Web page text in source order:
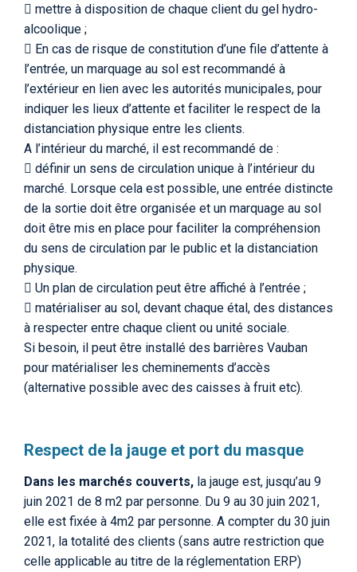
 mettre à disposition de chaque client du gel hydro-
alcoolique ;
 En cas de risque de constitution d’une file d’attente à
l’entrée, un marquage au sol est recommandé à
l’extérieur en lien avec les autorités municipales, pour
indiquer les lieux d’attente et faciliter le respect de la
distanciation physique entre les clients.
A l’intérieur du marché, il est recommandé de :
 définir un sens de circulation unique à l’intérieur du
marché. Lorsque cela est possible, une entrée distincte
de la sortie doit être organisée et un marquage au sol
doit être mis en place pour faciliter la compréhension
du sens de circulation par le public et la distanciation
physique.
 Un plan de circulation peut être affiché à l’entrée ;
 matérialiser au sol, devant chaque étal, des distances
à respecter entre chaque client ou unité sociale.
Si besoin, il peut être installé des barrières Vauban
pour matérialiser les cheminements d’accès
(alternative possible avec des caisses à fruit etc).
Respect de la jauge et port du masque
Dans les marchés couverts, la jauge est, jusqu’au 9
juin 2021 de 8 m2 par personne. Du 9 au 30 juin 2021,
elle est fixée à 4m2 par personne. A compter du 30 juin
2021, la totalité des clients (sans autre restriction que
celle applicable au titre de la réglementation ERP)